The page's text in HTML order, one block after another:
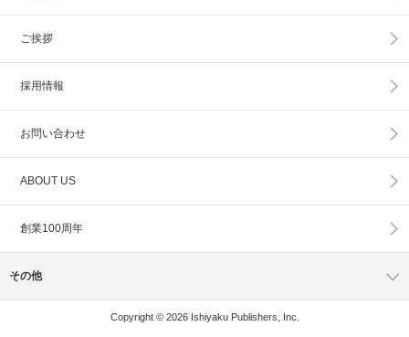
ご挨拶
採用情報
お問い合わせ
ABOUT US
創業100周年
その他
Copyright © 2026 Ishiyaku Publishers, Inc.